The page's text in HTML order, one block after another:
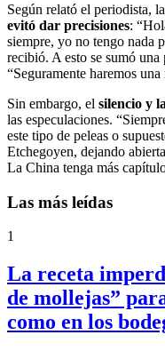
Según relató el periodista,
evitó dar precisiones:
siempre, yo no tengo nada
recibió. A esto se sumó una
“Seguramente haremos
Sin embargo, el silencio y
las especulaciones.
este tipo de peleas o
Etchegoyen, dejando
La China tenga más
Las más leídas
1
La receta
de mollejas”
como en los